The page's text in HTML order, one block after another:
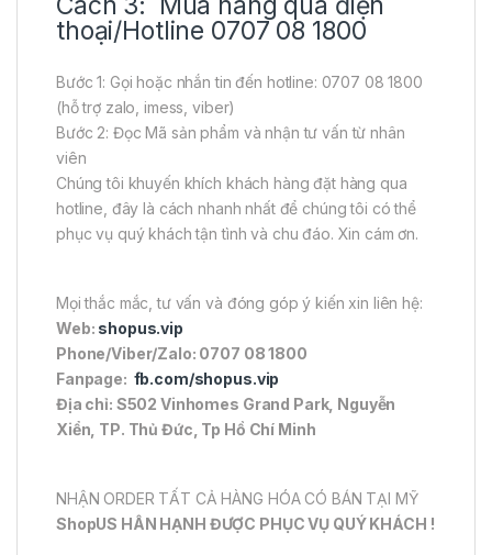
thoại/Hotline 0707 08 1800
Bước 1: Gọi hoặc nhắn tin đến hotline: 0707 08 1800
(hỗ trợ zalo, imess, viber)
Bước 2: Đọc Mã sản phẩm và nhận tư vấn từ nhân
viên
Chúng tôi khuyến khích khách hàng đặt hàng qua
hotline, đây là cách nhanh nhất để chúng tôi có thể
phục vụ quý khách tận tình và chu đáo. Xin cám ơn.
Mọi thắc mắc, tư vấn và đóng góp ý kiến xin liên hệ:
Web: shopus.vip
Phone/Viber/Zalo: 0707 08 1800
Fanpage: fb.com/shopus.vip
Địa chỉ: S502 Vinhomes Grand Park, Nguyễn
Xiển, TP. Thủ Đức, Tp Hồ Chí Minh
NHẬN ORDER TẤT CẢ HÀNG HÓA CÓ BÁN TẠI MỸ
ShopUS HÂN HẠNH ĐƯỢC PHỤC VỤ QUÝ KHÁCH !